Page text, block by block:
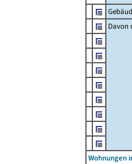
Davon
Wohnungen